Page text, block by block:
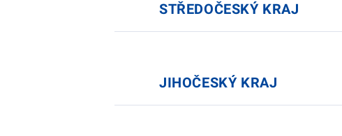
STŘEDOČESKÝ KRAJ
JIHOČESKÝ KRAJ